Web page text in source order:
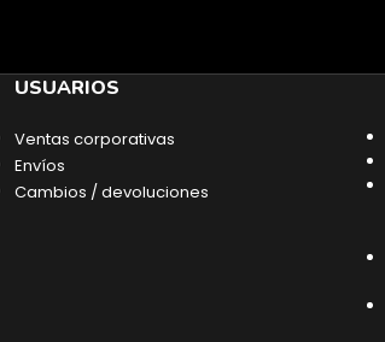
USUARIOS
Ventas corporativas
Envíos
Cambios / devoluciones